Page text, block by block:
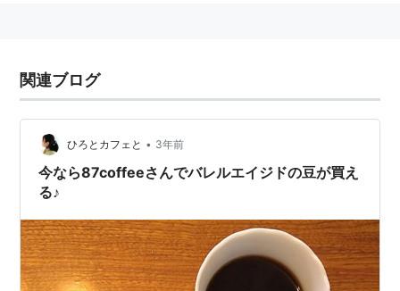
関連ブログ
ひろとカフェと • 3年前
今なら87coffeeさんでバレルエイジドの豆が買え
る♪